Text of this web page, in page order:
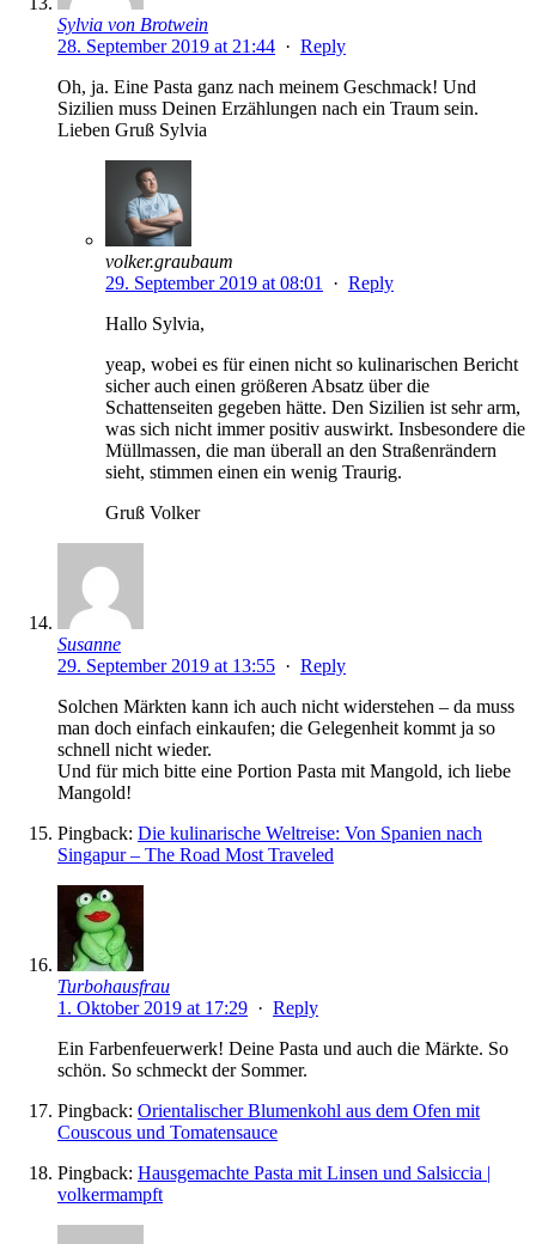
Sylvia von Brotwein
28. September 2019 at 21:44 · Reply
Oh, ja. Eine Pasta ganz nach meinem Geschmack! Und
Sizilien muss Deinen Erzählungen nach ein Traum sein.
Lieben Gruß Sylvia
volker.graubaum
29. September 2019 at 08:01
· Reply
Hallo Sylvia,
yeap, wobei es für einen nicht so kulinarischen Bericht
sicher auch einen größeren Absatz über die
Schattenseiten gegeben hätte. Den Sizilien ist sehr arm,
was sich nicht immer positiv auswirkt. Insbesondere die
Müllmassen, die man überall an den Straßenrändern
sieht, stimmen einen ein wenig Traurig.
Gruß Volker
Susanne
29. September 2019 at 13:55 · Reply
Solchen Märkten kann ich auch nicht widerstehen – da muss
man doch einfach einkaufen; die Gelegenheit kommt ja so
schnell nicht wieder.
Und für mich bitte eine Portion Pasta mit Mangold, ich liebe
Mangold!
Pingback: Die kulinarische Weltreise: Von Spanien nach
Singapur – The Road Most Traveled
Turbohausfrau
1. Oktober 2019 at 17:29 · Reply
Ein Farbenfeuerwerk! Deine Pasta und auch die Märkte. So
schön. So schmeckt der Sommer.
Pingback: Orientalischer Blumenkohl aus dem Ofen mit
Couscous und Tomatensauce
Pingback: Hausgemachte Pasta mit Linsen und Salsiccia |
volkermampft